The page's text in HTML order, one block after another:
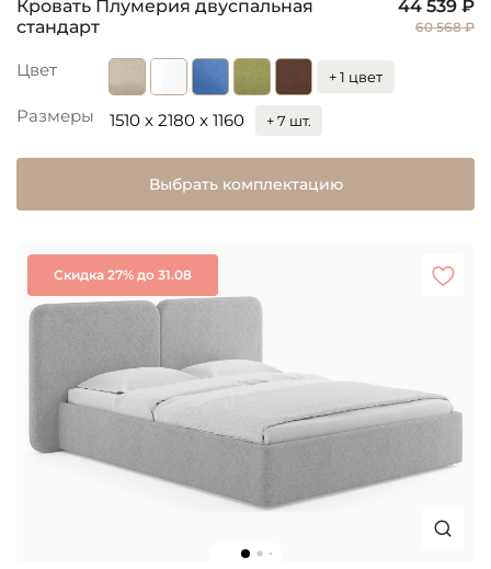
Кровать Плумерия двуспальная
стандарт
44 539 ₽
60 568 ₽
Цвет + 1 цвет
Размеры 1510 x 2180 x 1160 + 7 шт.
Выбрать комплектацию
Скидка 27% до 31.08